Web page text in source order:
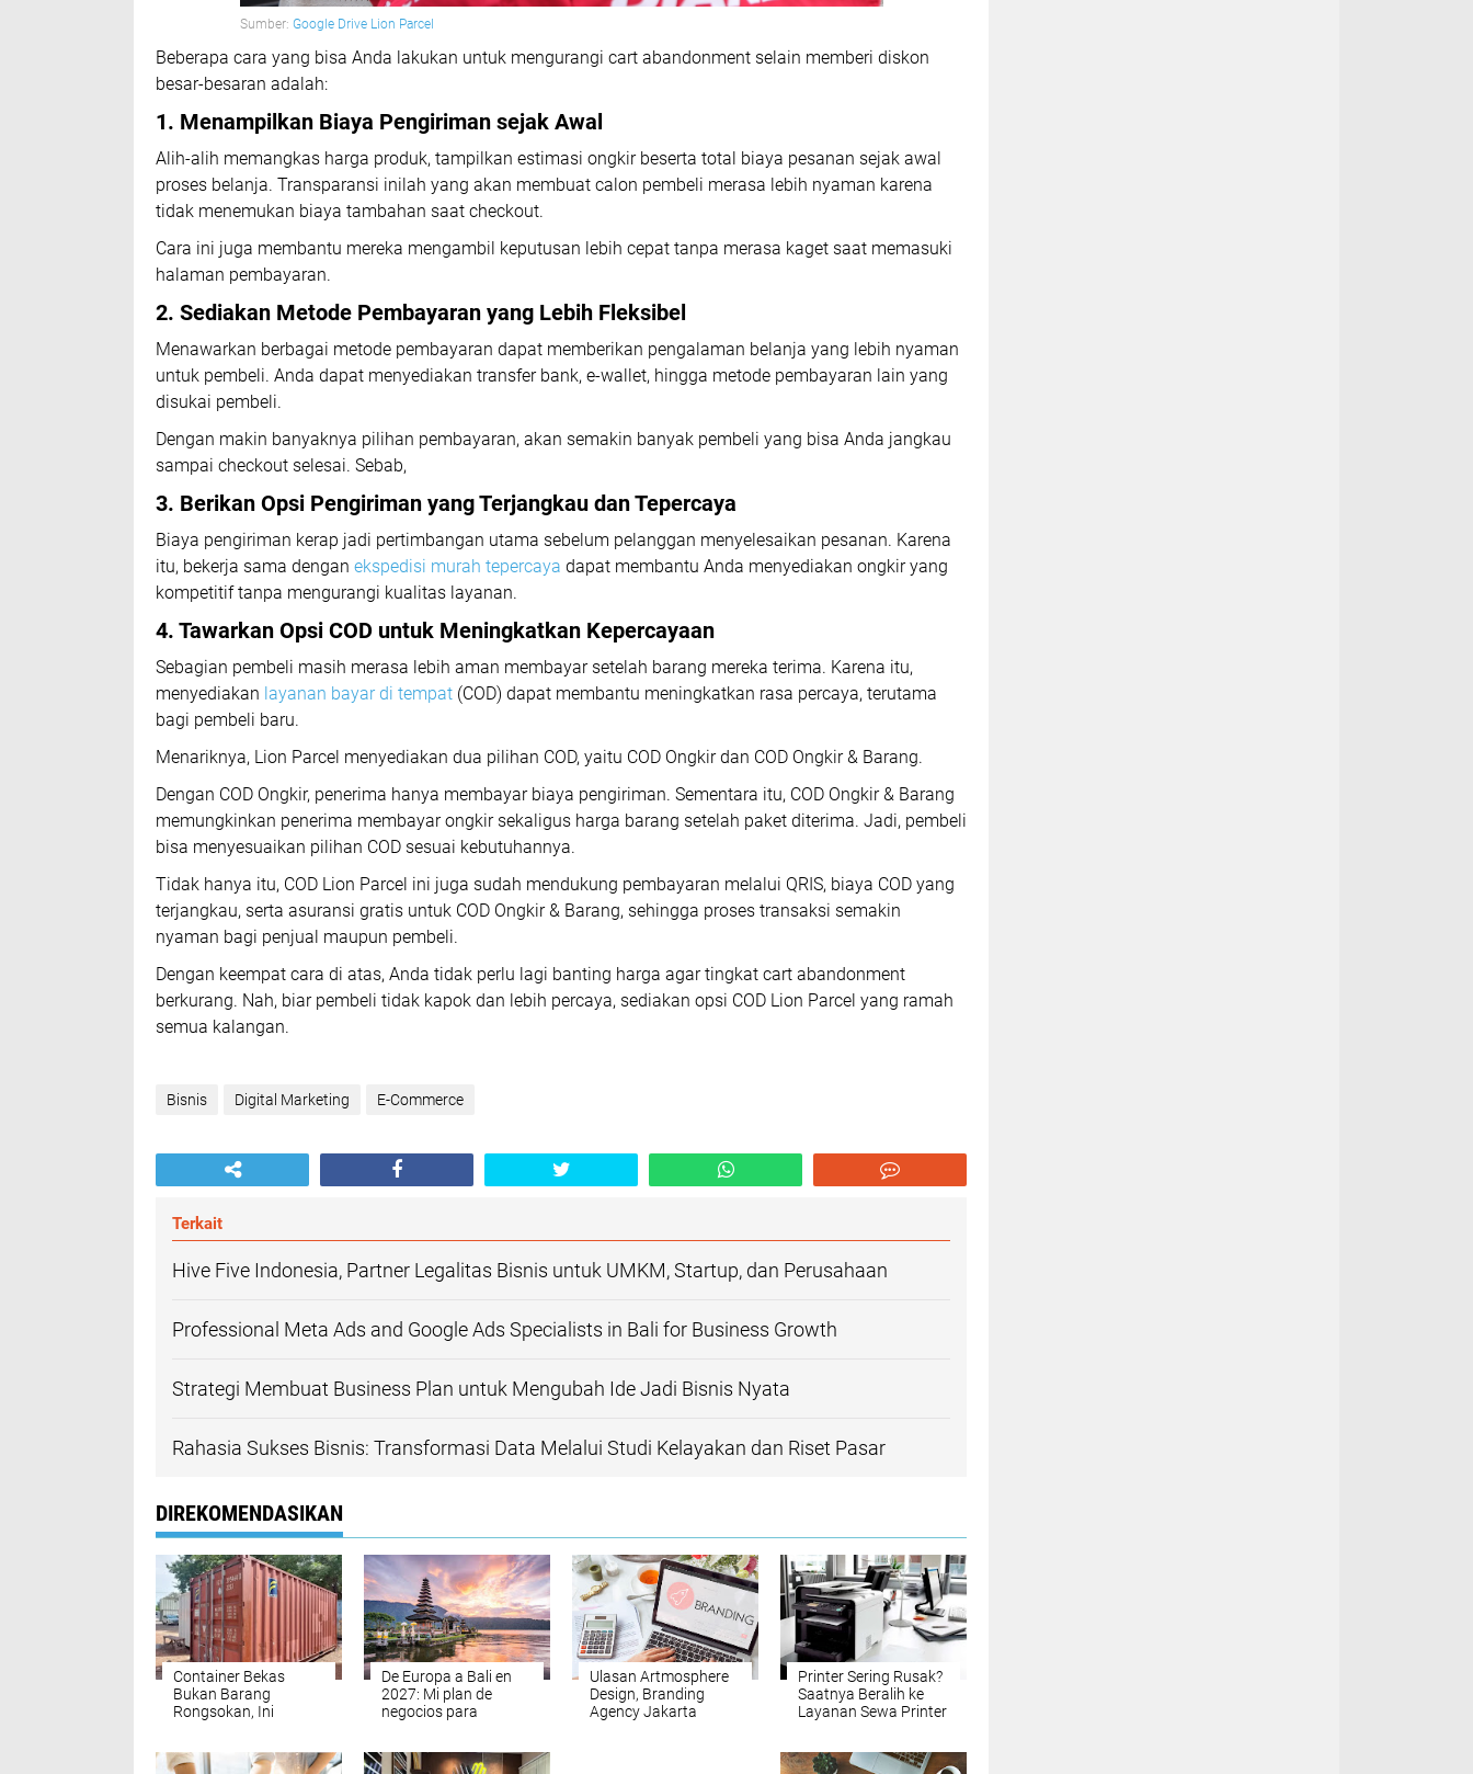
Sumber: Google Drive Lion Parcel
Beberapa cara yang bisa Anda lakukan untuk mengurangi cart abandonment selain memberi diskon
besar-besaran adalah:
1. Menampilkan Biaya Pengiriman sejak Awal
Alih-alih memangkas harga produk, tampilkan estimasi ongkir beserta total biaya pesanan sejak awal
proses belanja. Transparansi inilah yang akan membuat calon pembeli merasa lebih nyaman karena
tidak menemukan biaya tambahan saat checkout.
Cara ini juga membantu mereka mengambil keputusan lebih cepat tanpa merasa kaget saat memasuki
halaman pembayaran.
2. Sediakan Metode Pembayaran yang Lebih Fleksibel
Menawarkan berbagai metode pembayaran dapat memberikan pengalaman belanja yang lebih nyaman
untuk pembeli. Anda dapat menyediakan transfer bank, e-wallet, hingga metode pembayaran lain yang
disukai pembeli.
Dengan makin banyaknya pilihan pembayaran, akan semakin banyak pembeli yang bisa Anda jangkau
sampai checkout selesai. Sebab,
3. Berikan Opsi Pengiriman yang Terjangkau dan Tepercaya
Biaya pengiriman kerap jadi pertimbangan utama sebelum pelanggan menyelesaikan pesanan. Karena
itu, bekerja sama dengan ekspedisi murah tepercaya dapat membantu Anda menyediakan ongkir yang
kompetitif tanpa mengurangi kualitas layanan.
4. Tawarkan Opsi COD untuk Meningkatkan Kepercayaan
Sebagian pembeli masih merasa lebih aman membayar setelah barang mereka terima. Karena itu,
menyediakan layanan bayar di tempat (COD) dapat membantu meningkatkan rasa percaya, terutama
bagi pembeli baru.
Menariknya, Lion Parcel menyediakan dua pilihan COD, yaitu COD Ongkir dan COD Ongkir & Barang.
Dengan COD Ongkir, penerima hanya membayar biaya pengiriman. Sementara itu, COD Ongkir & Barang
memungkinkan penerima membayar ongkir sekaligus harga barang setelah paket diterima. Jadi, pembeli
bisa menyesuaikan pilihan COD sesuai kebutuhannya.
Tidak hanya itu, COD Lion Parcel ini juga sudah mendukung pembayaran melalui QRIS, biaya COD yang
terjangkau, serta asuransi gratis untuk COD Ongkir & Barang, sehingga proses transaksi semakin
nyaman bagi penjual maupun pembeli.
Dengan keempat cara di atas, Anda tidak perlu lagi banting harga agar tingkat cart abandonment
berkurang. Nah, biar pembeli tidak kapok dan lebih percaya, sediakan opsi COD Lion Parcel yang ramah
semua kalangan.
Bisnis Digital Marketing E-Commerce
Terkait
Hive Five Indonesia, Partner Legalitas Bisnis untuk UMKM, Startup, dan Perusahaan
Professional Meta Ads and Google Ads Specialists in Bali for Business Growth
Strategi Membuat Business Plan untuk Mengubah Ide Jadi Bisnis Nyata
Rahasia Sukses Bisnis: Transformasi Data Melalui Studi Kelayakan dan Riset Pasar
DIREKOMENDASIKAN
Container Bekas
Bukan Barang
Rongsokan, Ini
De Europa a Bali en
2027: Mi plan de
negocios para
las normas
Ulasan Artmosphere
Design, Branding
Agency Jakarta
Printer Sering Rusak?
Saatnya Beralih ke
Layanan Sewa Printer